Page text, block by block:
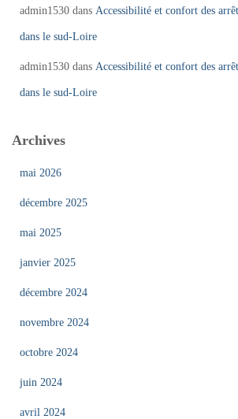
admin1530 dans Accessibilité et confort des
dans le sud-Loire
admin1530 dans Accessibilité et confort des
dans le sud-Loire
Archives
mai 2026
décembre 2025
mai 2025
janvier 2025
décembre 2024
novembre 2024
octobre 2024
juin 2024
avril 2024